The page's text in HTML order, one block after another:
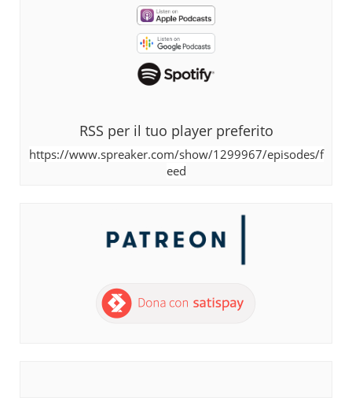
RSS per il tuo player preferito
https://www.spreaker.com/show/1299967/episodes/f
eed